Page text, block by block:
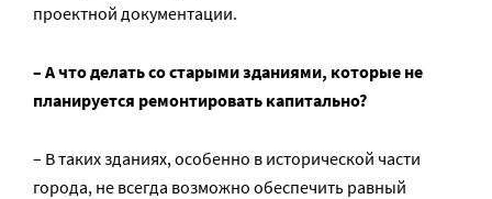
проектной документации.
– А что делать со старыми зданиями, которые не
планируется ремонтировать капитально?
– В таких зданиях, особенно в исторической части
города, не всегда возможно обеспечить равный